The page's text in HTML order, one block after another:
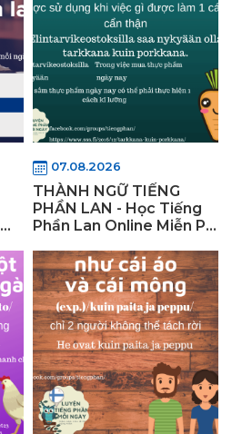
07.08.2026
THÀNH NGỮ TIẾNG
PHẦN LAN - Học Tiếng
Phần Lan Online Miễn Phí